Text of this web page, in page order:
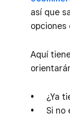
así que
opciones
Aquí
¿Ya
Si no